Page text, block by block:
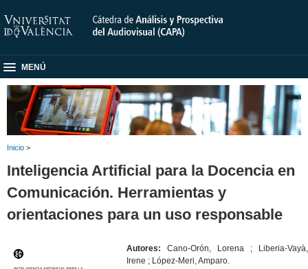
MENÚ
Inicio >
Inteligencia Artificial para la Docencia en
Comunicación. Herramientas y
orientaciones para un uso responsable
Autores: Cano-Orón, Lorena ; Liberia-Vayà,
Irene ; López-Meri, Amparo.